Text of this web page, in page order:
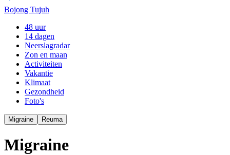
Bojong Tujuh
48 uur
14 dagen
Neerslagradar
Zon en maan
Activiteiten
Vakantie
Klimaat
Gezondheid
Foto's
Migraine Reuma
Migraine